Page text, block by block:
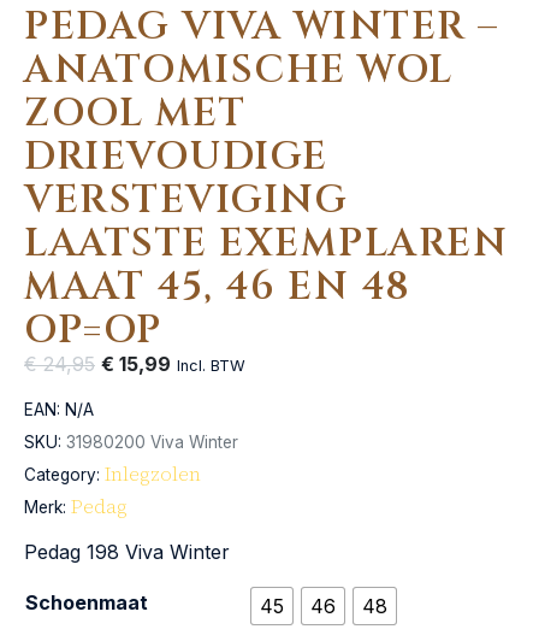
PEDAG VIVA WINTER –
ANATOMISCHE WOL
ZOOL MET
DRIEVOUDIGE
VERSTEVIGING
LAATSTE EXEMPLAREN
MAAT 45, 46 EN 48
OP=OP
€24,95 € 15,99 Incl. BTW
EAN: N/A
SKU: 31980200 Viva Winter
Category: Inlegzolen
Merk: Pedag
Pedag 198 Viva Winter
Schoenmaat 45 46 48